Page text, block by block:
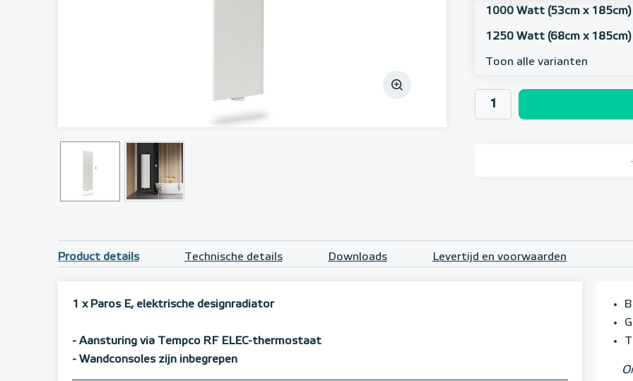
1000 Watt (53cm x 185cm)
1250 Watt (68cm x 185cm)
Toon alle varianten
Product details Technische details Downloads Levertijd en voorwaarden
1 x Paros E, elektrische designradiator
- Aansturing via Tempco RF ELEC-thermostaat
- Wandconsoles zijn inbegrepen